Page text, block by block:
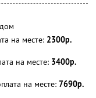
на месте: 2300р.
на месте: 3400р.
на месте: 7690р.